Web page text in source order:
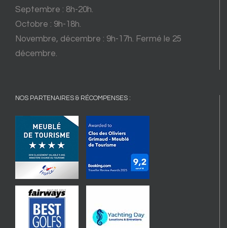
Septembre : 8h-20h.
Octobre : 9h-18h.
Novembre, décembre : 9h-17h. Fermé le 25
décembre.
NOS PARTENAIRES & RÉCOMPENSES :